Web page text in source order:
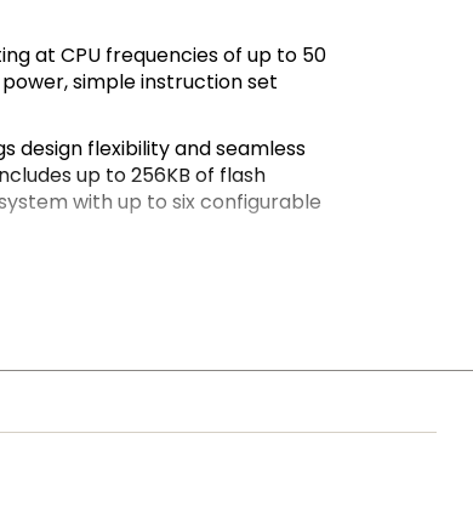
at CPU frequencies of up to 50
simple instruction set
design flexibility and seamless
up to 256KB of flash
with up to six configurable